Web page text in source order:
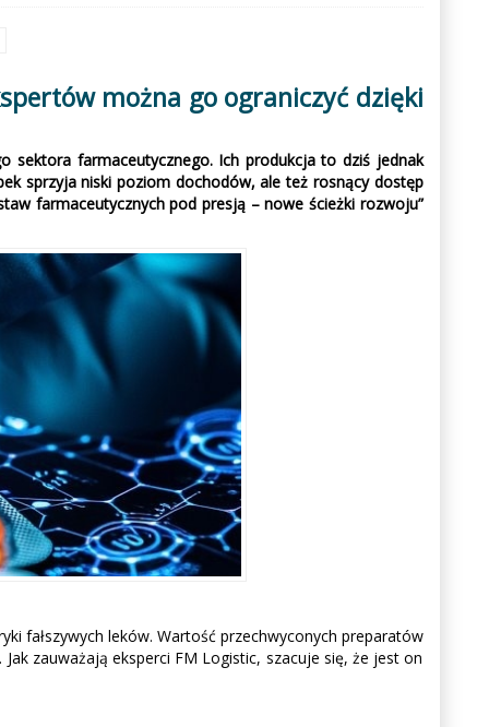
można go ograniczyć dzięki
sektora farmaceutycznego. Ich produkcja to dziś jednak
sprzyja niski poziom dochodów, ale też rosnący dostęp
farmaceutycznych pod presją – nowe ścieżki rozwoju”
fałszywych leków. Wartość przechwyconych preparatów
zauważają eksperci FM Logistic, szacuje się, że jest on